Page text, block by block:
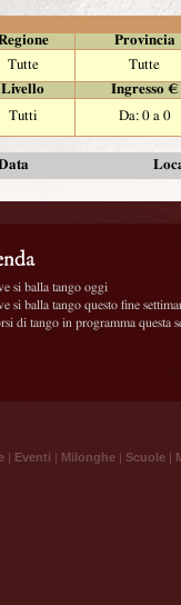
Provincia
Tutte
Tutte
Livello
Ingresso €
Tutti
Da: 0 a 0
si balla tango oggi
si balla tango questo fine
di tango in programma questa
| Eventi | Milonghe | Scuole |